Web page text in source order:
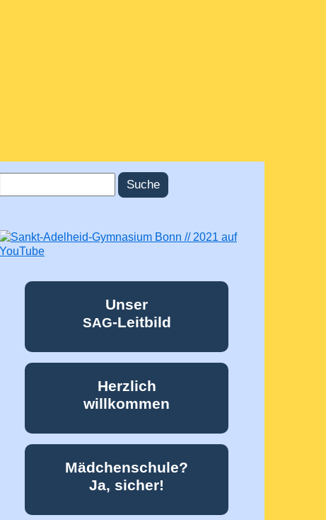
am 11. Juni 2026 begeistern rund 40 Gesangs- und
Unser
SAG-Leitbild
Herzlich
willkommen
Mädchenschule?
Ja, sicher!